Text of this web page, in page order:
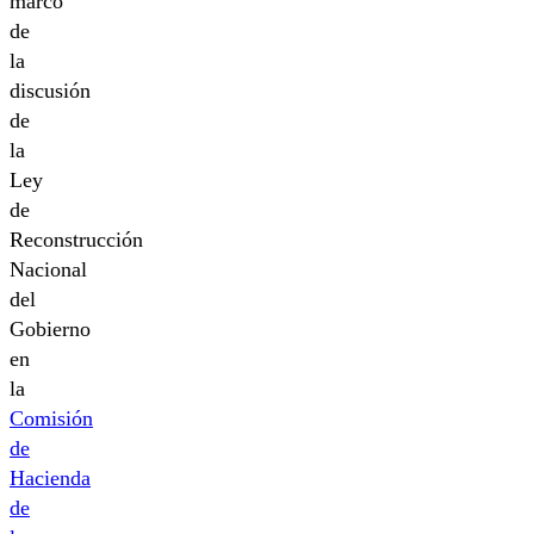
de
la
discusión
de
la
Ley
de
Reconstrucción
Nacional
del
Gobierno
en
la
Comisión
de
Hacienda
de